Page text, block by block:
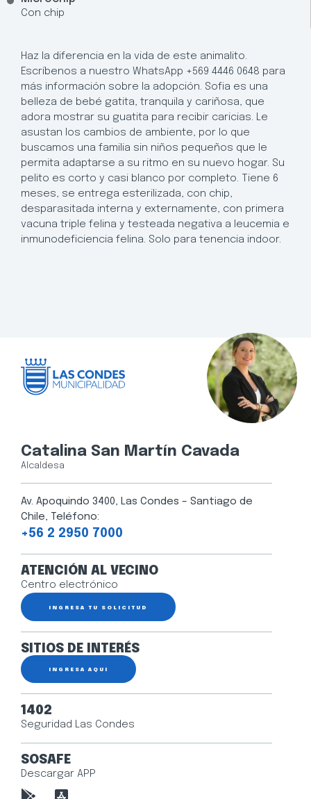
Con chip
Haz la diferencia en la vida de este animalito.
Escríbenos a nuestro WhatsApp +569 4446 0648 para
más información sobre la adopción. Sofia es una
belleza de bebé gatita, tranquila y cariñosa, que
adora mostrar su guatita para recibir caricias. Le
asustan los cambios de ambiente, por lo que
buscamos una familia sin niños pequeños que le
permita adaptarse a su ritmo en su nuevo hogar. Su
pelito es corto y casi blanco por completo. Tiene 6
meses, se entrega esterilizada, con chip,
desparasitada interna y externamente, con primera
vacuna triple felina y testeada negativa a leucemia e
inmunodeficiencia felina. Solo para tenencia indoor.
Catalina San Martín Cavada
Alcaldesa
Av. Apoquindo 3400, Las Condes – Santiago de
Chile, Teléfono:
+56 2 2950 7000
ATENCIÓN AL VECINO
Centro electrónico
INGRESA TU SOLICITUD
SITIOS DE INTERÉS
INGRESA AQUÍ
1402
Seguridad Las Condes
SOSAFE
Descargar APP